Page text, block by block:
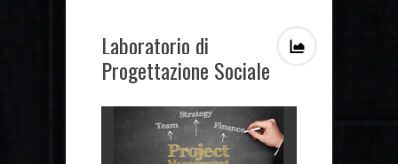
Laboratorio di
Progettazione Sociale